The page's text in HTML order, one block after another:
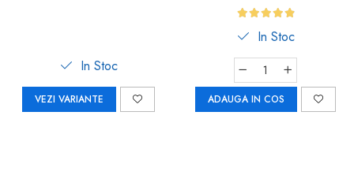
In Stoc
VEZI VARIANTE
In Stoc
ADAUGA IN COS